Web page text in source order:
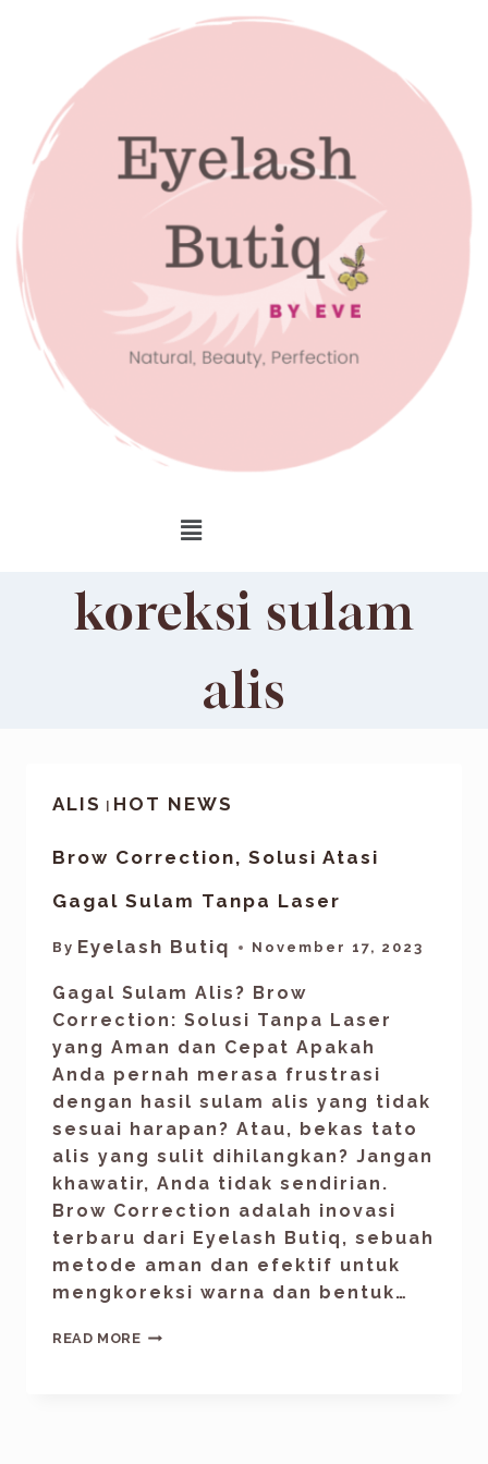
koreksi sulam
alis
ALIS HOT NEWS
Brow Correction, Solusi Atasi
Gagal Sulam Tanpa Laser
By Eyelash Butiq November 17, 2023
Gagal Sulam Alis? Brow
Correction: Solusi Tanpa Laser
yang Aman dan Cepat Apakah
Anda pernah merasa frustrasi
dengan hasil sulam alis yang tidak
sesuai harapan? Atau, bekas tato
alis yang sulit dihilangkan? Jangan
khawatir, Anda tidak sendirian.
Brow Correction adalah inovasi
terbaru dari Eyelash Butiq, sebuah
metode aman dan efektif untuk
mengkoreksi warna dan bentuk…
READ MORE